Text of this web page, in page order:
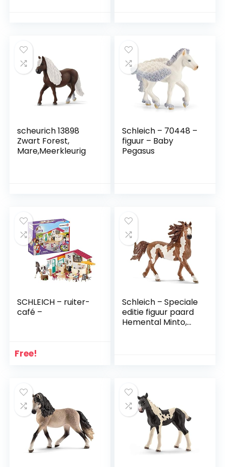
scheurich 13898
Zwart Forest,
Mare,Meerkleurig
Schleich – 70448 –
figuur – Baby
Pegasus
SCHLEICH – ruiter-
café –
Free!
Schleich – Speciale
editie figuur paard
Hemental Minto,